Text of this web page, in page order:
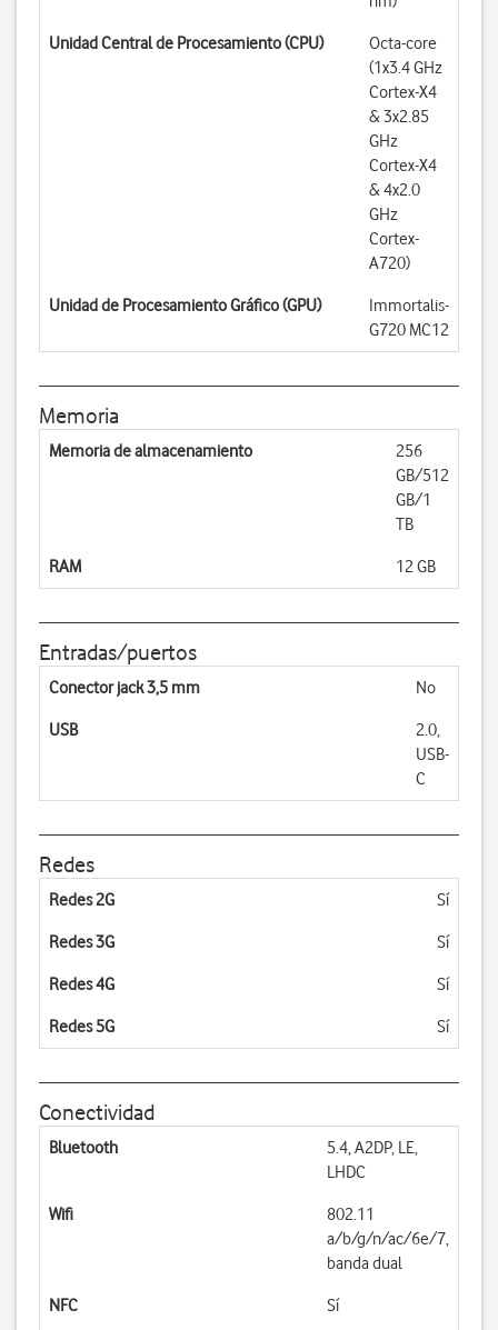
Unidad Central de Procesamiento (CPU)
Octa-core
(1x3.4 GHz
Cortex-X4
& 3x2.85
GHz
Cortex-X4
& 4x2.0
GHz
Cortex-
A720)
Unidad de Procesamiento Gráfico (GPU)
Immortalis-
G720 MC12
Memoria
Memoria de almacenamiento
256
GB/512
GB/1
TB
RAM 12 GB
Entradas/puertos
Conector jack 3,5 mm No
USB
2.0,
USB-
C
Redes
Redes 2G Sí
Redes 3G Sí
Redes 4G Sí
Redes 5G Sí
Conectividad
Bluetooth
5.4, A2DP, LE,
LHDC
Wifi
802.11
a/b/g/n/ac/6e/7,
banda dual
NFC Sí